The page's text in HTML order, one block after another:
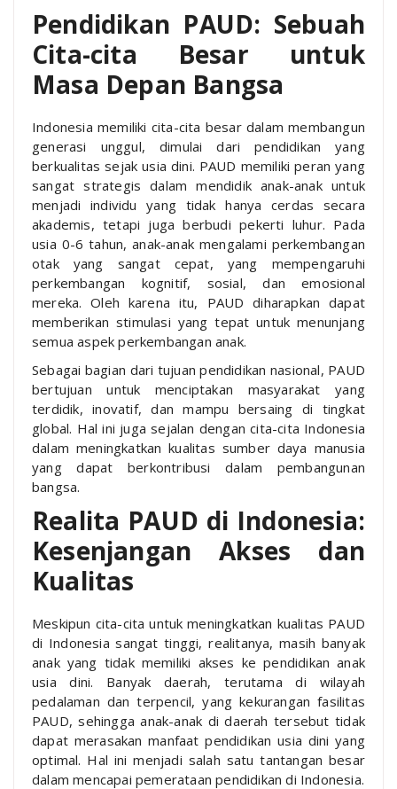
Pendidikan PAUD: Sebuah
Cita-cita Besar untuk
Masa Depan Bangsa
Indonesia memiliki cita-cita besar dalam membangun
generasi unggul, dimulai dari pendidikan yang
berkualitas sejak usia dini. PAUD memiliki peran yang
sangat strategis dalam mendidik anak-anak untuk
menjadi individu yang tidak hanya cerdas secara
akademis, tetapi juga berbudi pekerti luhur. Pada
usia 0-6 tahun, anak-anak mengalami perkembangan
otak yang sangat cepat, yang mempengaruhi
perkembangan kognitif, sosial, dan emosional
mereka. Oleh karena itu, PAUD diharapkan dapat
memberikan stimulasi yang tepat untuk menunjang
semua aspek perkembangan anak.
Sebagai bagian dari tujuan pendidikan nasional, PAUD
bertujuan untuk menciptakan masyarakat yang
terdidik, inovatif, dan mampu bersaing di tingkat
global. Hal ini juga sejalan dengan cita-cita Indonesia
dalam meningkatkan kualitas sumber daya manusia
yang dapat berkontribusi dalam pembangunan
bangsa.
Realita PAUD di Indonesia:
Kesenjangan Akses dan
Kualitas
Meskipun cita-cita untuk meningkatkan kualitas PAUD
di Indonesia sangat tinggi, realitanya, masih banyak
anak yang tidak memiliki akses ke pendidikan anak
usia dini. Banyak daerah, terutama di wilayah
pedalaman dan terpencil, yang kekurangan fasilitas
PAUD, sehingga anak-anak di daerah tersebut tidak
dapat merasakan manfaat pendidikan usia dini yang
optimal. Hal ini menjadi salah satu tantangan besar
dalam mencapai pemerataan pendidikan di Indonesia.